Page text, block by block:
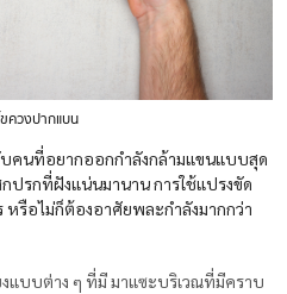
ควงปากแบน
บคนที่อยากออกกำลังกล้ามแขนแบบสุด
ปรกที่ฝังแน่นมานาน การใช้แปรงขัด
รือไม่ก็ต้องอาศัยพละกำลังมากกว่า
แบบต่าง ๆ ที่มี มาแซะบริเวณที่มีคราบ